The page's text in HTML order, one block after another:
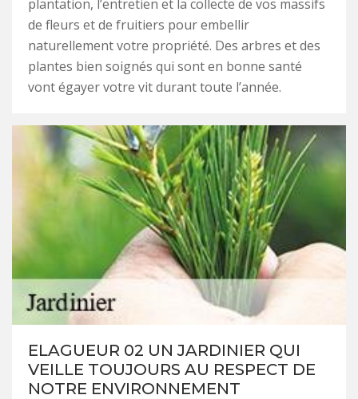
plantation, l’entretien et la collecte de vos massifs
de fleurs et de fruitiers pour embellir
naturellement votre propriété. Des arbres et des
plantes bien soignés qui sont en bonne santé
vont égayer votre vit durant toute l’année.
ELAGUEUR 02 UN JARDINIER QUI
VEILLE TOUJOURS AU RESPECT DE
NOTRE ENVIRONNEMENT